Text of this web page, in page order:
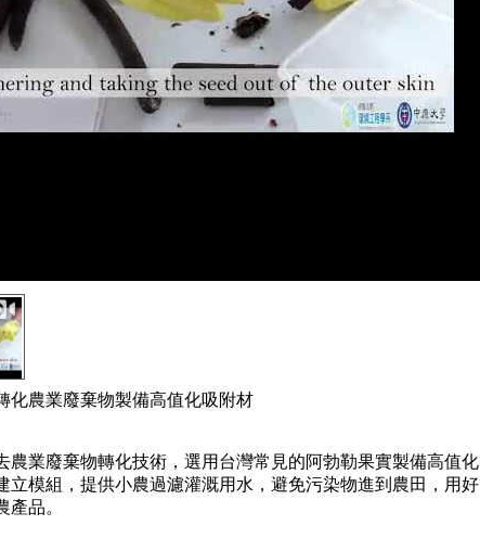
化農業廢棄物製備高值化吸附材
農業廢棄物轉化技術，選用台灣常見的阿勃勒果實製備高值化
立模組，提供小農過濾灌溉用水，避免污染物進到農田，用好
產品。